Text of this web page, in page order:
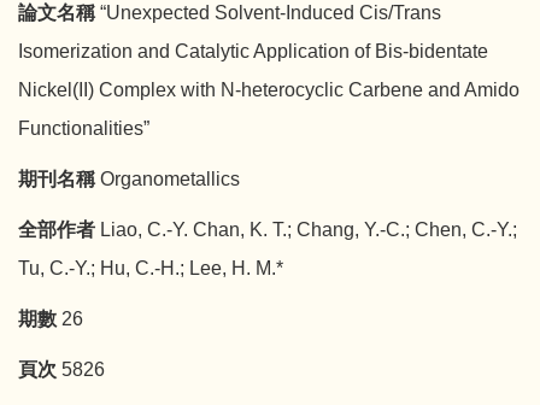
論文名稱 “Unexpected Solvent-Induced Cis/Trans
Isomerization and Catalytic Application of Bis-bidentate
Nickel(II) Complex with N-heterocyclic Carbene and Amido
Functionalities”
期刊名稱 Organometallics
全部作者 Liao, C.-Y. Chan, K. T.; Chang, Y.-C.; Chen, C.-Y.;
Tu, C.-Y.; Hu, C.-H.; Lee, H. M.*
期數 26
頁次 5826